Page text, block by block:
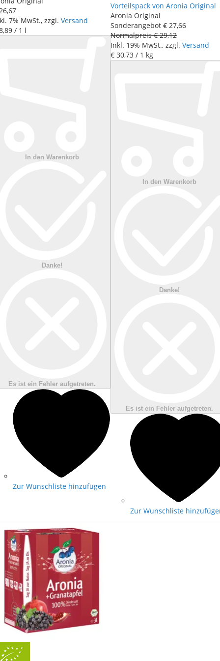
,67
7% MwSt., zzgl. Versand
,89 / 1 l
In den Warenkorb
Danke!
Es ist ein Fehler aufgetreten.
Zur Wunschliste hinzufügen
Vorteilspack von Aronia Original
Aronia Original
Sonderangebot € 27,66
Normalpreis € 29,12
Inkl. 19% MwSt., zzgl. Versand
€ 30,73 / 1 kg
In den Warenkorb
Danke!
Es ist ein Fehler aufgetreten.
Zur Wunschliste